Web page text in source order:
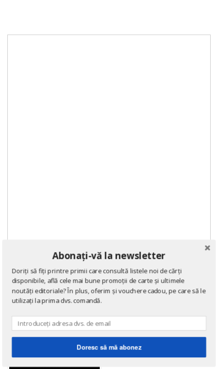
DE ACELAȘI AUTOR
→ afișează toate cărțile scrise
Abonați-vă la newsletter
Doriți să fiți printre primii care consultă listele noi de cărți
disponibile, află cele mai bune promoții de carte și ultimele
noutăți editoriale? În plus, oferim și vouchere cadou, pe care să le
utilizați la prima dvs. comandă.
Doresc să mă abonez